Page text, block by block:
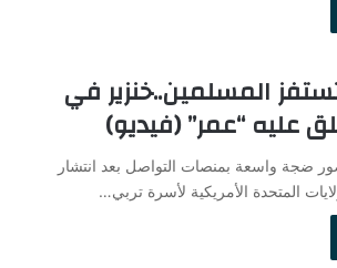
المسلمين..خنزير في
عليه “عمر” (فيديو)
ضجة واسعة بمنصات التواصل بعد انتشار
المتحدة الأمريكية لأسرة تربي…